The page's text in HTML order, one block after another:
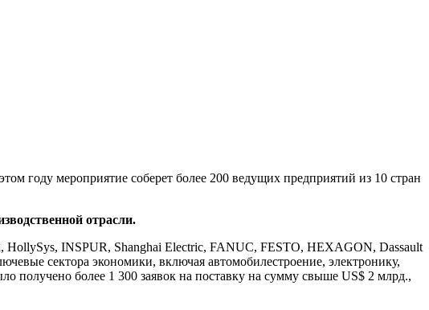
году мероприятие соберет более 200 ведущих предприятий из 10 стран
отрасли.
HollySys, INSPUR, Shanghai Electric, FANUC, FESTO, HEXAGON, Dassault
сектора экономики, включая автомобилестроение, электронику,
более 1 300 заявок на поставку на сумму свыше US$ 2 млрд.,